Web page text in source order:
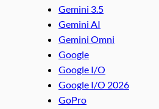
Gemini 3.5
Gemini AI
Gemini Omni
Google
Google I/O
Google I/O 2026
GoPro